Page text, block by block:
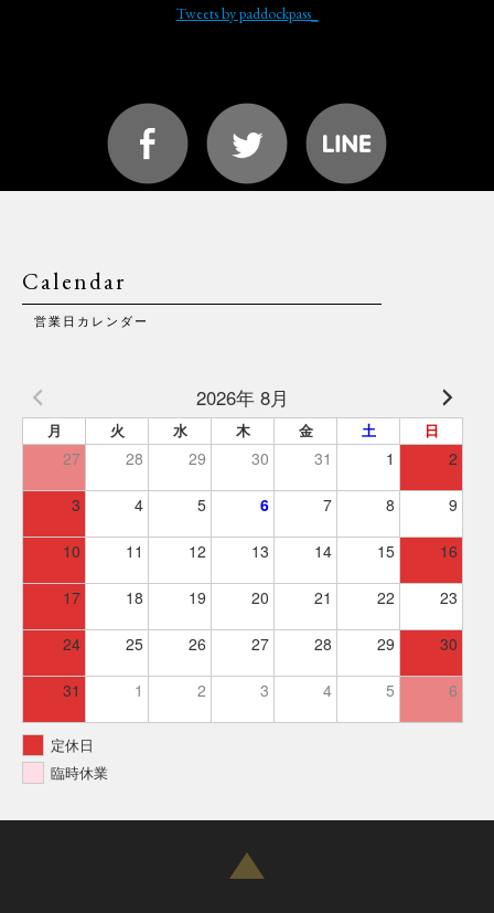
Tweets by paddockpass_
Calendar
営業日カレンダー
2026年 8月
月 火 水 木 金 土 日
27 28 29 30 31 1 2
3 4 5 6 7 8 9
10 11 12 13 14 15 16
17 18 19 20 21 22 23
24 25 26 27 28 29 30
31 1 2 3 4 5 6
定休日
臨時休業